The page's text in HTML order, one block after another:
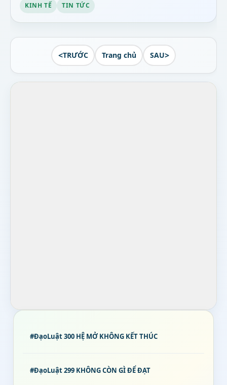
KINH TẾ
TIN TỨC
<TRƯỚC Trang chủ SAU>
#ĐạoLuật 300 HỆ MỞ KHÔNG KẾT THÚC
#ĐạoLuật 299 KHÔNG CÒN GÌ ĐỂ ĐẠT